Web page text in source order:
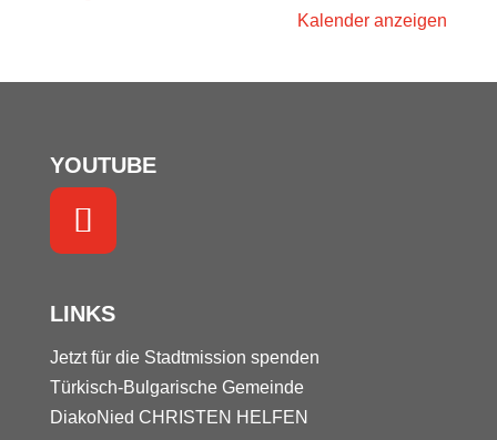
Kalender anzeigen
YOUTUBE
LINKS
Jetzt für die Stadtmission spenden
Türkisch-Bulgarische Gemeinde
DiakoNied CHRISTEN HELFEN